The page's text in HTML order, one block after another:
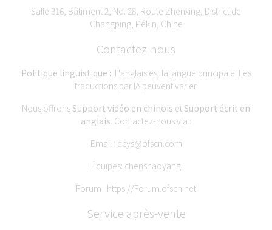
Salle 316, Bâtiment 2, No. 28, Route Zhenxing, District de
Changping, Pékin, Chine
Contactez-nous
Politique linguistique : L'anglais est la langue principale. Les
traductions par IA peuvent varier.
Nous offronsSupport vidéo en chinois etSupport écrit en
anglais. Contactez-nous via :
Email : dcys@ofscn.com
Équipes: chenshaoyang
Forum : https://Forum.ofscn.net
Service après-vente